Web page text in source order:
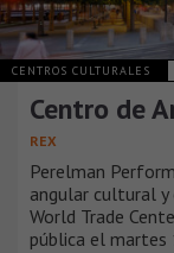
CENTROS CULTURALES
Centro de
REX
Perelman
angular cultural
World Trade
pública el martes